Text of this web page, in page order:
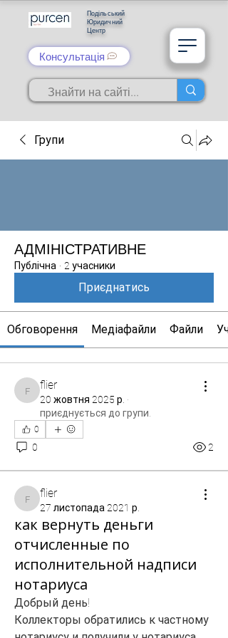
Подільський
Юридичний
Центр
Консультація
Групи
АДМІНІСТРАТИВНЕ
Публічна · 2 учасники
Приєднатись
Обговорення Медіафайли Файли
flier
flier
20 жовтня 2025 р. ·
приєднується до групи.
0
0 2
flier
flier
27 листопада 2021 р.
как вернуть деньги
отчисленные по
исполнительной надписи
нотариуса
Добрый день!
Коллекторы обратились к частному